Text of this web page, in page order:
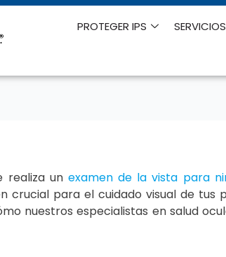
PROTEGER IPS SERVICIOS
realiza un examen de la vista para
crucial para el cuidado visual de tus
nuestros especialistas en salud